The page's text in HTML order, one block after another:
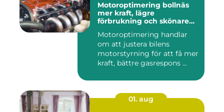
Motoroptimering bollnäs
mer kraft, lägre
förbrukning och skönare
Motoroptimering handlar
om att justera bilens
motorstyrning för att få mer
kraft, bättre gasrespons ...
01. aug